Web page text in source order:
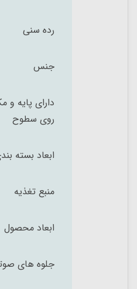
رده سنی
جنس
دارای پایه و
روی سطوح
ابعاد بسته
منبع تغذیه
ابعاد محصول
جلوه های